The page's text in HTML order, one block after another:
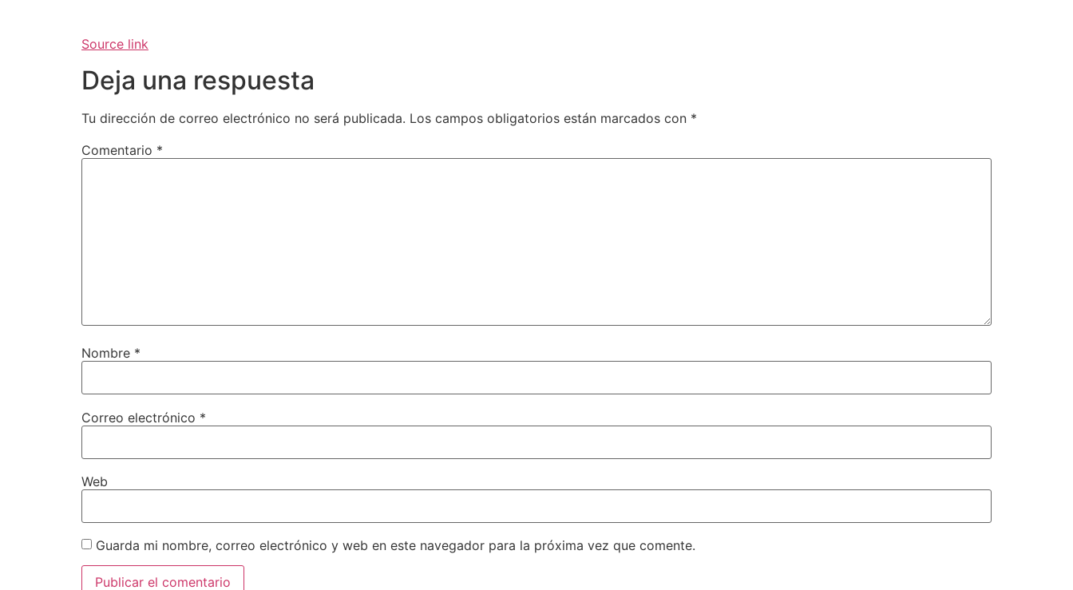
Source link
Deja una respuesta
Tu dirección de correo electrónico no será publicada. Los campos obligatorios están marcados con *
Comentario *
Nombre *
Correo electrónico *
Web
Guarda mi nombre, correo electrónico y web en este navegador para la próxima vez que comente.